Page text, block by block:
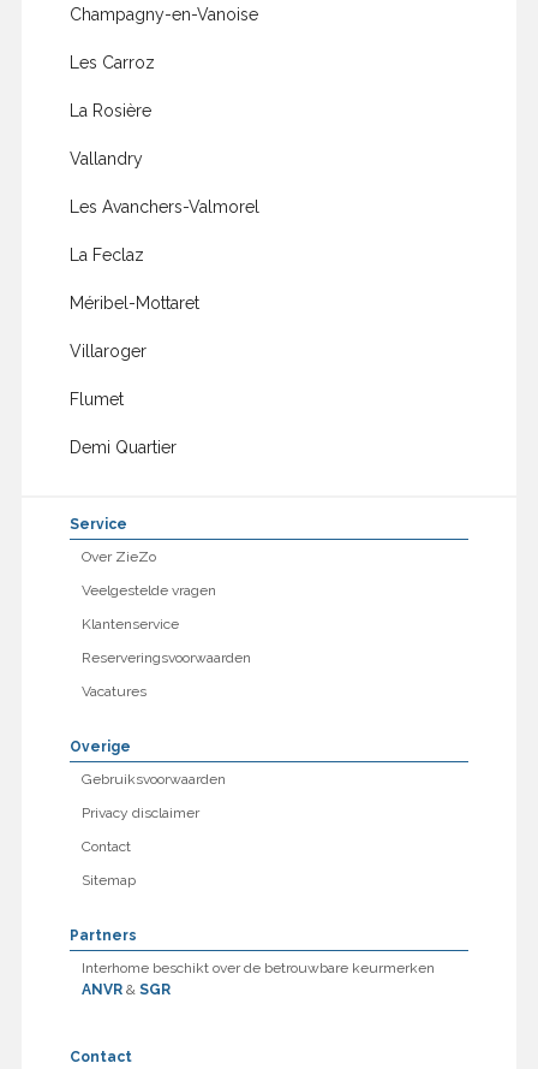
Champagny-en-Vanoise
Les Carroz
La Rosière
Vallandry
Les Avanchers-Valmorel
La Feclaz
Méribel-Mottaret
Villaroger
Flumet
Demi Quartier
Service
Over ZieZo
Veelgestelde vragen
Klantenservice
Reserveringsvoorwaarden
Vacatures
Overige
Gebruiksvoorwaarden
Privacy disclaimer
Contact
Sitemap
Partners
Interhome beschikt over de betrouwbare keurmerken
ANVR& SGR
Contact